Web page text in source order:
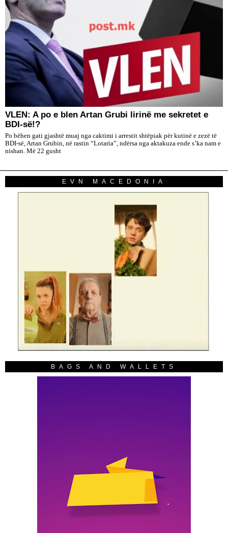
VLEN: A po e blen Artan Grubi lirinë me sekretet e
BDI-së!?
Po bëhen gati gjashtë muaj nga caktimi i arrestit shtëpiak për kutinë e zezë të
BDI-së, Artan Grubin, në rastin “Lotaria”, ndërsa nga aktakuza ende s’ka nam e
nishan. Më 22 gusht
EVN MACEDONIA
BAGS AND WALLETS